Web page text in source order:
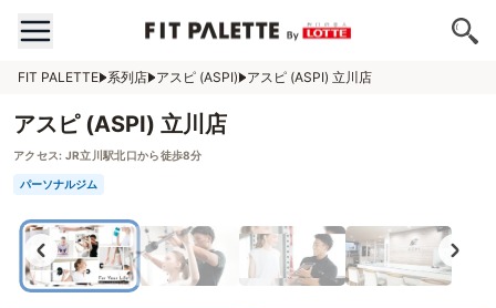
FIT PALETTE 系列店 アスピ (ASPI) アスピ (ASPI) 立川店
アスピ (ASPI) 立川店
アクセス: JR立川駅北口から徒歩8分
パーソナルジム